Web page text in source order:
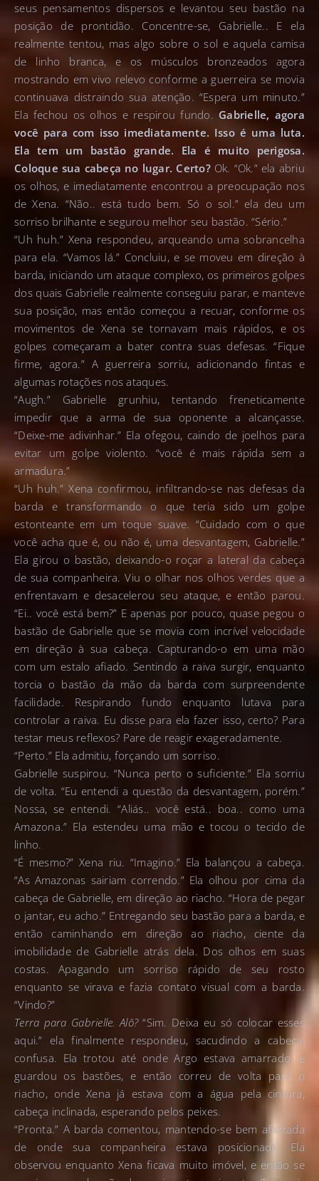
seus pensamentos dispersos e levantou seu bastão na
posição de prontidão. Concentre-se, Gabrielle.. E ela
realmente tentou, mas algo sobre o sol e aquela camisa
de linho branca, e os músculos bronzeados agora
mostrando em vivo relevo conforme a guerreira se movia
continuava distraindo sua atenção. “Espera um minuto.”
Ela fechou os olhos e respirou fundo. Gabrielle, agora
você para com isso imediatamente. Isso é uma luta.
Ela tem um bastão grande. Ela é muito perigosa.
Coloque sua cabeça no lugar. Certo?Ok. “Ok.” ela abriu
os olhos, e imediatamente encontrou a preocupação nos
de Xena. “Não.. está tudo bem. Só o sol.” ela deu um
sorriso brilhante e segurou melhor seu bastão. “Sério.”
“Uh huh.” Xena respondeu, arqueando uma sobrancelha
para ela. “Vamos lá.” Concluiu, e se moveu em direção à
barda, iniciando um ataque complexo, os primeiros golpes
dos quais Gabrielle realmente conseguiu parar, e manteve
sua posição, mas então começou a recuar, conforme os
movimentos de Xena se tornavam mais rápidos, e os
golpes começaram a bater contra suas defesas. “Fique
firme, agora.” A guerreira sorriu, adicionando fintas e
algumas rotações nos ataques.
“Augh.” Gabrielle grunhiu, tentando freneticamente
impedir que a arma de sua oponente a alcançasse.
“Deixe-me adivinhar.” Ela ofegou, caindo de joelhos para
evitar um golpe violento. “você é mais rápida sem a
armadura.”
“Uh huh.” Xena confirmou, infiltrando-se nas defesas da
barda e transformando o que teria sido um golpe
estonteante em um toque suave. “Cuidado com o que
você acha que é, ou não é, uma desvantagem, Gabrielle.”
Ela girou o bastão, deixando-o roçar a lateral da cabeça
de sua companheira. Viu o olhar nos olhos verdes que a
enfrentavam e desacelerou seu ataque, e então parou.
“Ei.. você está bem?” E apenas por pouco, quase pegou o
bastão de Gabrielle que se movia com incrível velocidade
em direção à sua cabeça. Capturando-o em uma mão
com um estalo afiado. Sentindo a raiva surgir, enquanto
torcia o bastão da mão da barda com surpreendente
facilidade. Respirando fundo enquanto lutava para
controlar a raiva. Eu disse para ela fazer isso, certo? Para
testar meus reflexos? Pare de reagir exageradamente.
“Perto.” Ela admitiu, forçando um sorriso.
Gabrielle suspirou. “Nunca perto o suficiente.” Ela sorriu
de volta. “Eu entendi a questão da desvantagem, porém.”
Nossa, se entendi. “Aliás.. você está.. boa.. como uma
Amazona.” Ela estendeu uma mão e tocou o tecido de
linho.
“É mesmo?” Xena riu. “Imagino.” Ela balançou a cabeça.
“As Amazonas sairiam correndo.” Ela olhou por cima da
cabeça de Gabrielle, em direção ao riacho. “Hora de pegar
o jantar, eu acho.” Entregando seu bastão para a barda, e
então caminhando em direção ao riacho, ciente da
imobilidade de Gabrielle atrás dela. Dos olhos em suas
costas. Apagando um sorriso rápido de seu rosto
enquanto se virava e fazia contato visual com a barda.
“Vindo?”
Terra para Gabrielle. Alô?“Sim. Deixa eu só colocar esses
aqui.” ela finalmente respondeu, sacudindo a cabeça,
confusa. Ela trotou até onde Argo estava amarrado, e
guardou os bastões, e então correu de volta para o
riacho, onde Xena já estava com a água pela cintura,
cabeça inclinada, esperando pelos peixes.
“Pronta.” A barda comentou, mantendo-se bem afastada
de onde sua companheira estava posicionada. Ela
observou enquanto Xena ficava muito imóvel, e então se